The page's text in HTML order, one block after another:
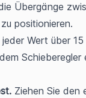
Übergänge
positionieren.
Wert über 15
Schieberegler
Ziehen Sie den